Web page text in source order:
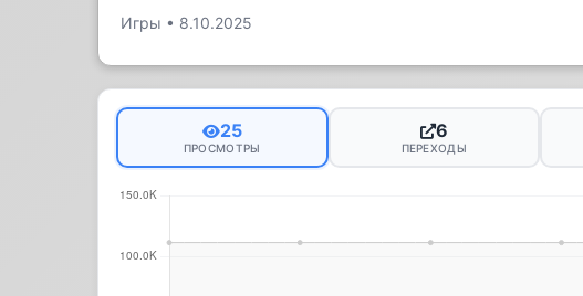
Игры • 8.10.2025
25
ПРОСМОТРЫ
6
ПЕРЕХОДЫ